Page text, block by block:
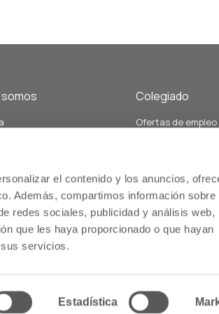
el contenido y los anuncios,
Además, compartimos información sobre
redes sociales, publicidad y análisis web,
que les haya proporcionado o que hayan
servicios.
Estadística
Colegiado
Ofertas de empleo
Servicios
salud comunitaria
Servicios de
farmacéutica
Inicio